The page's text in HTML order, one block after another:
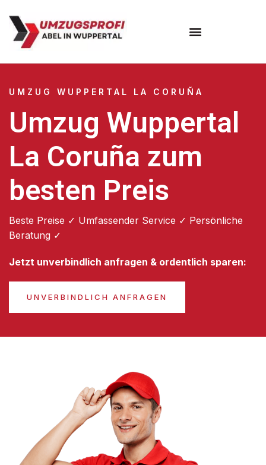
UMZUG WUPPERTAL LA CORUÑA
Umzug Wuppertal
La Coruña zum
besten Preis
Beste Preise ✓ Umfassender Service ✓ Persönliche
Beratung ✓
Jetzt unverbindlich anfragen & ordentlich sparen:
UNVERBINDLICH ANFRAGEN